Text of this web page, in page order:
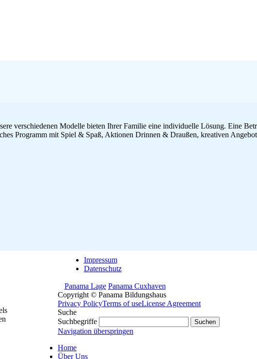
verschiedenen Modelle bieten Ihrer Familie eine individuelle Lösung. Eine
Programm mit Spiel & Spaß, Aktionen Drinnen & Draußen, kreativen
Impressum
Datenschutz
Panama Lage Panama Cuxhaven
Copyright © Panama Bildungshaus
Privacy PolicyTerms of useLicense Agreement
Suche
Suchbegriffe
Navigation überspringen
Home
Über Uns